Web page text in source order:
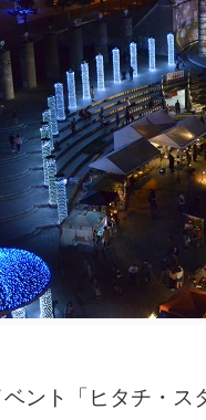
ント「ヒタチ・